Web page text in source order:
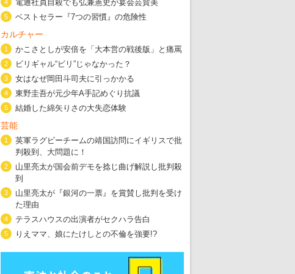
4 電通社員自殺でも弘兼憲史が宴会芸賛美
5 ベストセラー『7つの習慣』の危険性
カルチャー
1 かこさとしが安倍を「大本営の戦後版」と痛罵
2 ビリギャル“ビリ”じゃなかった？
3 女はなぜ岡田斗司夫に引っかかる
4 東野圭吾が元少年A手記めぐり抗議
5 結婚した綿矢りさの大失恋体験
芸能
1
英軍ラグビーチームの靖国訪問にイギリスで批
判殺到、大問題に！
2
山里亮太が国会前デモを捻じ曲げ解説し批判殺
到
3
山里亮太が『銀河の一票』を賞賛し批判を受け
た理由
4 テラスハウスの出演者がセクハラ告白
5 りえママ、娘にたけしとの不倫を強要!?